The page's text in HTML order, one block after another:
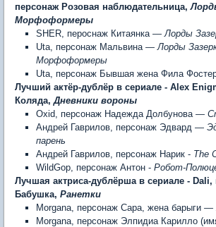
персонаж Розовая наблюдательница,
Морфоформеры
SHER, пероснаж Китаянка —Лорды
Uta, персонаж Мальвина—Лорды
Морфоформеры
Uta, персонаж Бывшая жена Фила
Лучший актёр-дублёр в сериале - Alex
Коляда,Дневники вороны
Oxid, персонаж Надежда Долбунова—
Андрей Гаврилов, персонаж Эдвард —
парень
Андрей Гаврилов, персонаж Нарик - The
WildGop, персонаж Антон - Робот-
Лучшая актриса-дублёрша в сериале - Dali,
Бабушка, Ранетки
Morgana, персонаж Сара, жена барыги —
Morgana, персонаж Элпидиа Карилло